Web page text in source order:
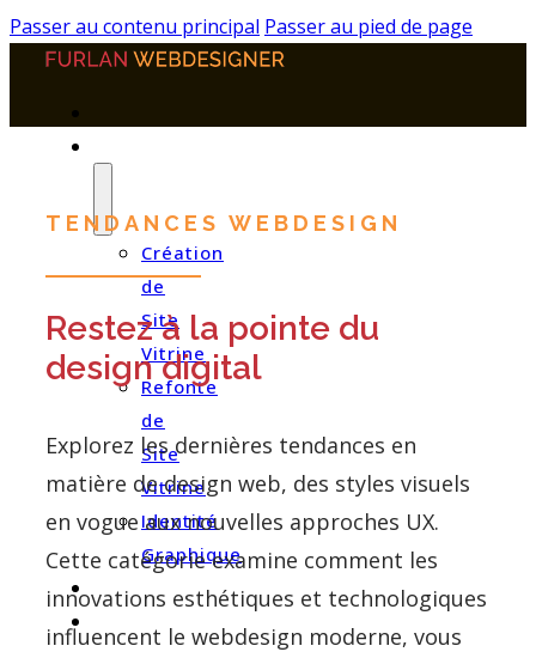
Passer au contenu principal Passer au pied de page
Création
de
Site
Vitrine
Refonte
de
Site
Vitrine
Identité
Graphique
PORTFOLIO
TENDANCES WEBDESIGN
Restez à la pointe du
design digital
Explorez les dernières tendances en
matière de design web, des styles visuels
en vogue aux nouvelles approches UX.
Cette catégorie examine comment les
innovations esthétiques et technologiques
influencent le webdesign moderne, vous
Panneau de gestion des cookies